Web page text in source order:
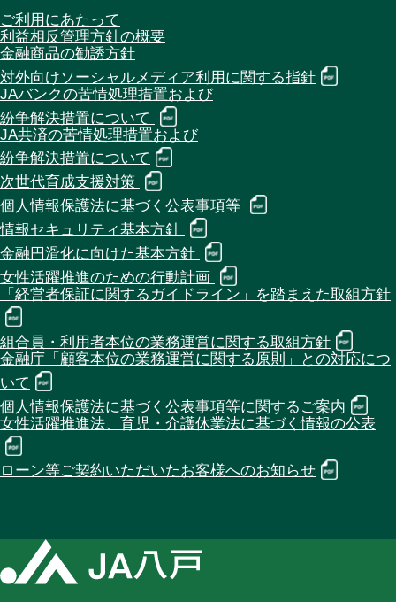
ご利用にあたって
利益相反管理方針の概要
金融商品の勧誘方針
対外向けソーシャルメディア利用に関する指針
JAバンクの苦情処理措置および
紛争解決措置について
JA共済の苦情処理措置および
紛争解決措置について
次世代育成支援対策
個人情報保護法に基づく公表事項等
情報セキュリティ基本方針
金融円滑化に向けた基本方針
女性活躍推進のための行動計画
「経営者保証に関するガイドライン」を踏まえた取組方針
組合員・利用者本位の業務運営に関する取組方針
金融庁「顧客本位の業務運営に関する原則」との対応につ
いて
個人情報保護法に基づく公表事項等に関するご案内
女性活躍推進法、育児・介護休業法に基づく情報の公表
ローン等ご契約いただいたお客様へのお知らせ